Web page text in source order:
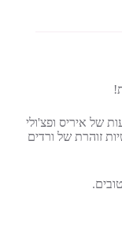
של איריס ופצ'ולי
זוהרת של ורדים